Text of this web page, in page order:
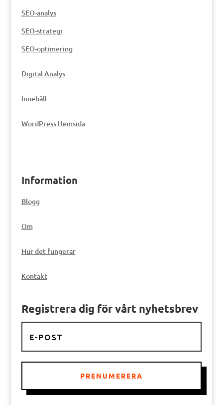
SEO-analys
SEO-strategi
SEO-optimering
Digital Analys
Innehåll
WordPress Hemsida
Information
Blogg
Om
Hur det fungerar
Kontakt
Registrera dig för vårt nyhetsbrev
PRENUMERERA